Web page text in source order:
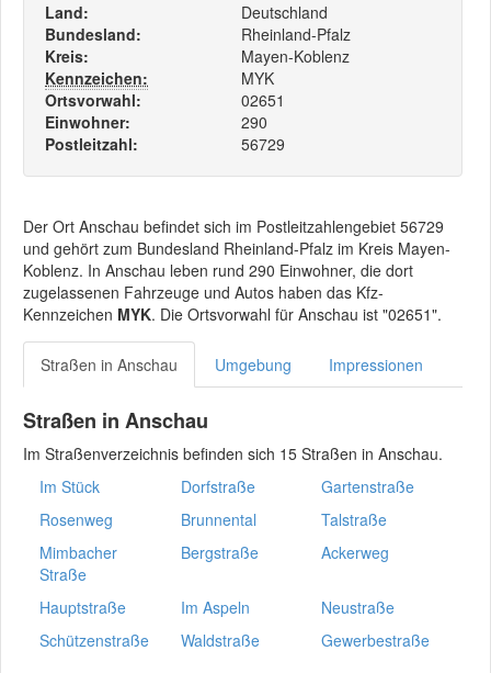
Land:
Deutschland
Bundesland:
Rheinland-Pfalz
Kreis:
Mayen-Koblenz
Kennzeichen:
MYK
Ortsvorwahl:
02651
Einwohner:
290
Postleitzahl:
56729
Der Ort Anschau befindet sich im Postleitzahlengebiet 56729
und gehört zum Bundesland Rheinland-Pfalz im Kreis Mayen-
Koblenz. In Anschau leben rund 290 Einwohner, die dort
zugelassenen Fahrzeuge und Autos haben das Kfz-
Kennzeichen MYK. Die Ortsvorwahl für Anschau ist "02651".
Straßen in Anschau Umgebung Impressionen
Straßen in Anschau
Im Straßenverzeichnis befinden sich 15 Straßen in Anschau.
Im Stück
Dorfstraße
Gartenstraße
Rosenweg
Brunnental
Talstraße
Mimbacher
Straße
Bergstraße Ackerweg
Hauptstraße Im Aspeln
Neustraße
Schützenstraße
Waldstraße Gewerbestraße